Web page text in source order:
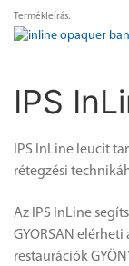
Termékleírás:
IPS
IPS InLine leucit
rétegzési
Az IPS InLine
GYORSAN
restaurációk